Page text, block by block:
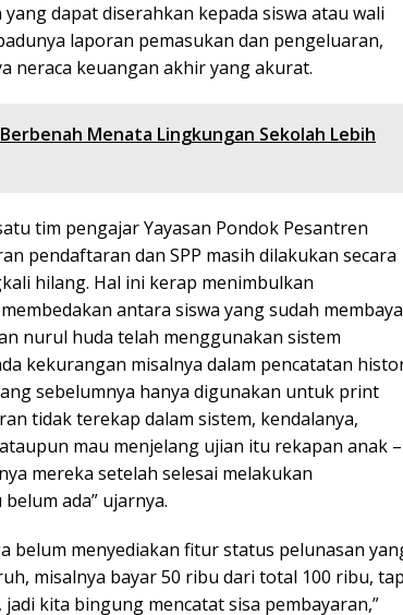
dapat diserahkan kepada siswa atau wali
laporan pemasukan dan pengeluaran,
neraca keuangan akhir yang akurat.
Menata Lingkungan Sekolah Lebih
tim pengajar Yayasan Pondok Pesantren
pendaftaran dan SPP masih dilakukan secara
hilang. Hal ini kerap menimbulkan
antara siswa yang sudah
nurul huda telah menggunakan sistem
kekurangan misalnya dalam pencatatan
sebelumnya hanya digunakan untuk print
tidak terekap dalam sistem, kendalanya,
mau menjelang ujian itu rekapan anak –
mereka setelah selesai melakukan
ada” ujarnya.
belum menyediakan fitur status pelunasan
misalnya bayar 50 ribu dari total 100 ribu,
kita bingung mencatat sisa pembayaran,”